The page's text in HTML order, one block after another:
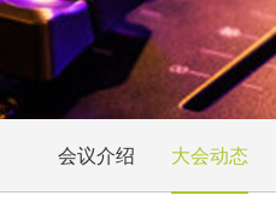
会议介绍 大会动态